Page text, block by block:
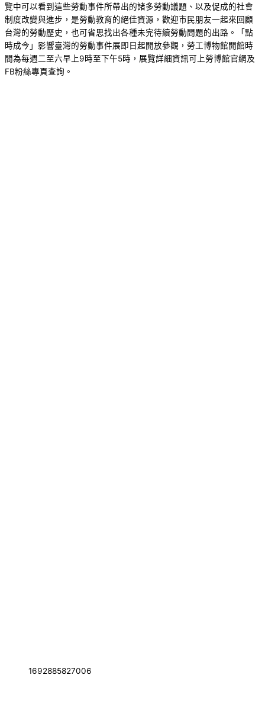
覽中可以看到這些勞動事件所帶出的諸多勞動議題、以及促成的社會
制度改變與進步，是勞動教育的絕佳資源，歡迎市民朋友一起來回顧
台灣的勞動歷史，也可省思找出各種未完待續勞動問題的出路。「點
時成今」影響臺灣的勞動事件展即日起開放參觀，勞工博物館開館時
間為每週二至六早上9時至下午5時，展覽詳細資訊可上勞博館官網及
FB粉絲專頁查詢。
1692885827006